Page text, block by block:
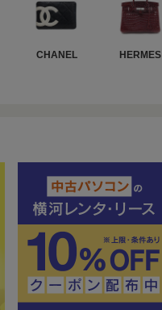
CHANEL HERMES